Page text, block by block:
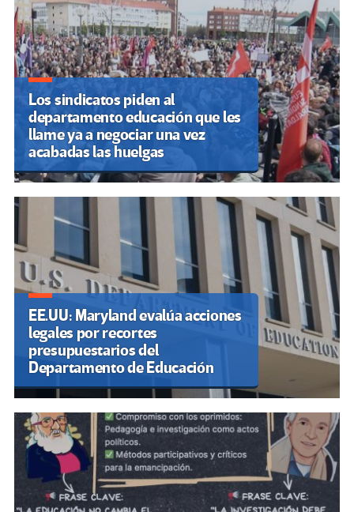
Los sindicatos piden al
departamento educación que les
llame ya a negociar una vez
acabadas las huelgas
EE.UU: Maryland evalúa acciones
legales por recortes
presupuestarios del
Departamento de Educación